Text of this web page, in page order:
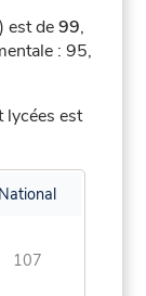
est de99,
: 95,
lycées est
National
107